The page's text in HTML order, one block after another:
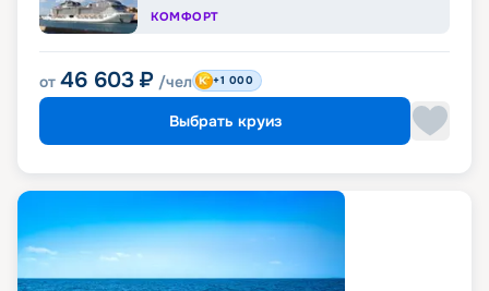
КОМФОРТ
от 46 603 ₽ /чел +1 000
Выбрать круиз